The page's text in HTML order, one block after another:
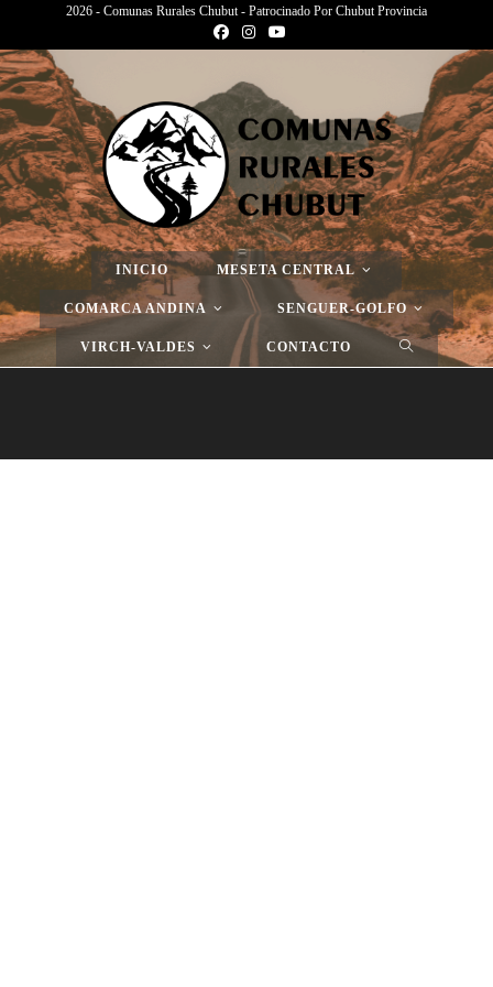
2026 - Comunas Rurales Chubut - Patrocinado Por Chubut Provincia
INICIO MESETA CENTRAL
COMARCA ANDINA SENGUER-GOLFO
VIRCH-VALDES CONTACTO
Página Nueva
> Página Nueva > Página Nueva